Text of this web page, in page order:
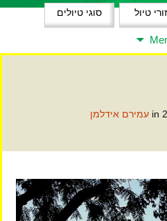
טיול סוגי טיולים
content
עמירם אידלמן